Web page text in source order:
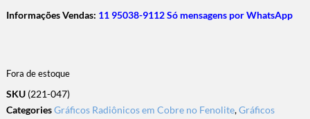
Informações Vendas: 11 95038-9112 Só mensagens por WhatsApp
Fora de estoque
SKU (221-047)
CategoriesGráficos Radiônicos em Cobre no Fenolite,Gráficos